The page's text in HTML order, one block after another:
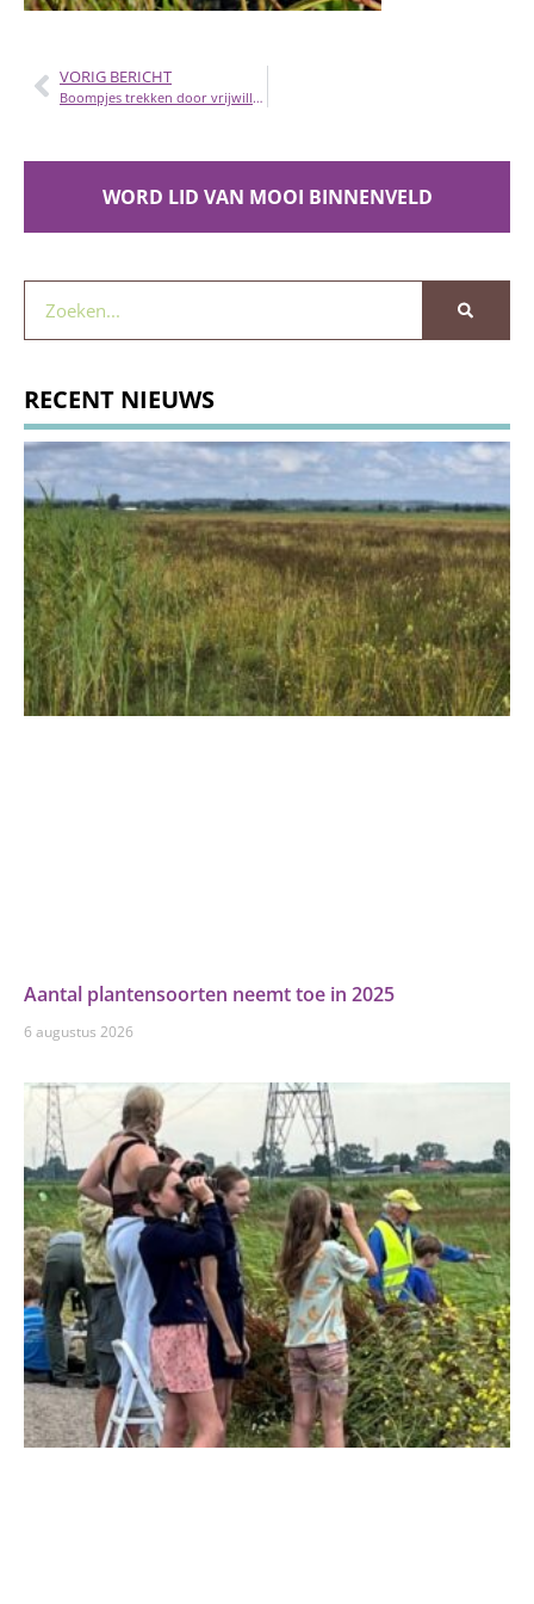
VORIG BERICHT
Boompjes trekken door vrijwilligers op 21 augustus
WORD LID VAN MOOI BINNENVELD
RECENT NIEUWS
Aantal plantensoorten neemt toe in 2025
6 augustus 2026